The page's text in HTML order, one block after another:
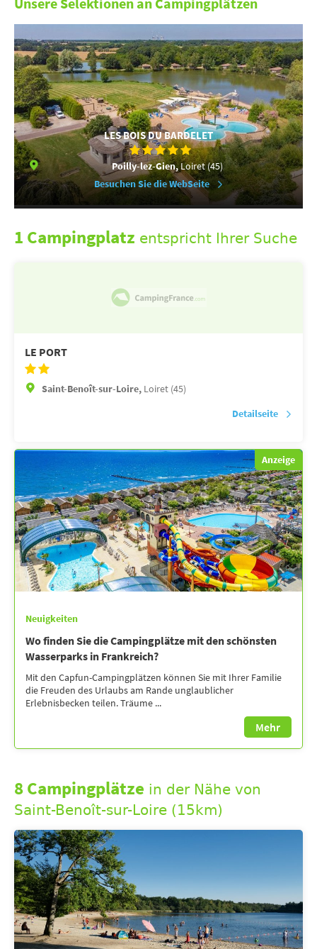
LES BOIS DU BARDELET
Poilly-lez-Gien,Loiret (45)
Besuchen Sie die WebSeite
1 Campingplatz entspricht Ihrer Suche
LE PORT
Saint-Benoît-sur-Loire, Loiret (45)
Detailseite
Anzeige
Neuigkeiten
Wo finden Sie die Campingplätze mit den schönsten
Wasserparks in Frankreich?
Mit den Capfun-Campingplätzen können Sie mit Ihrer Familie
die Freuden des Urlaubs am Rande unglaublicher
Erlebnisbecken teilen. Träume ...
Mehr
8 Campingplätze in der Nähe von
Saint-Benoît-sur-Loire (15km)